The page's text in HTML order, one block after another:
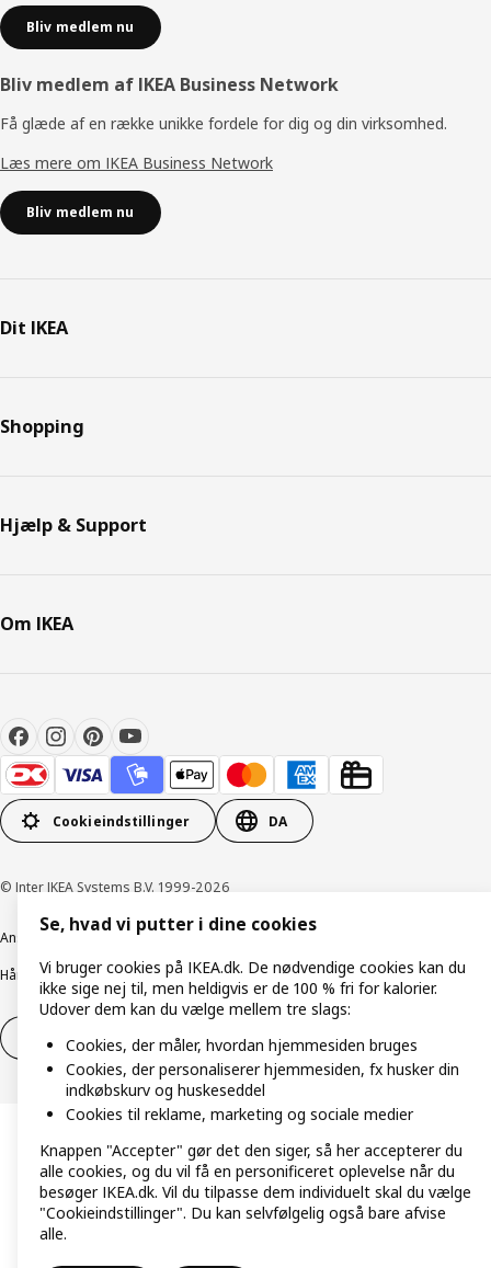
Bliv medlem nu
Bliv medlem af IKEA Business Network
Få glæde af en række unikke fordele for dig og din virksomhed.
Læs mere om IKEA Business Network
Bliv medlem nu
Dit IKEA
Shopping
Hjælp & Support
Om IKEA
Cookieindstillinger DA
© Inter IKEA Systems B.V. 1999-2026
Ansvarlig rapportering
Håndtering af persondata Salgs- og leveringsbetingelser
Fortryd dit køb Fortryd dit køb af service
Se, hvad vi putter i dine cookies
Vi bruger cookies på IKEA.dk. De nødvendige cookies kan du
ikke sige nej til, men heldigvis er de 100 % fri for kalorier.
Udover dem kan du vælge mellem tre slags:
Cookies, der måler, hvordan hjemmesiden bruges
Cookies, der personaliserer hjemmesiden, fx husker din
indkøbskurv og huskeseddel
Cookies til reklame, marketing og sociale medier
Knappen "Accepter" gør det den siger, så her accepterer du
alle cookies, og du vil få en personificeret oplevelse når du
besøger IKEA.dk. Vil du tilpasse dem individuelt skal du vælge
"Cookieindstillinger". Du kan selvfølgelig også bare afvise
alle.